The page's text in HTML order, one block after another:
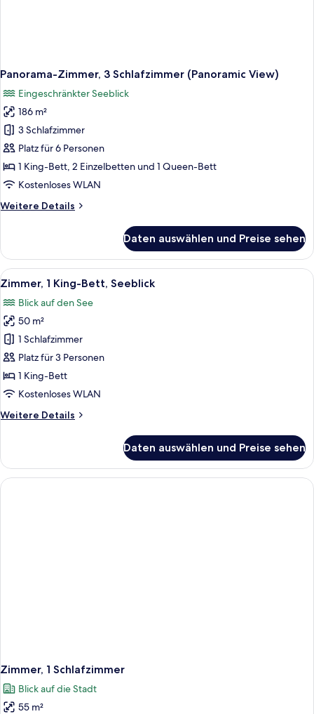
Panorama-Zimmer, 3 Schlafzimmer (Panoramic View)
Eingeschränkter Seeblick
186 m²
3 Schlafzimmer
Platz für 6 Personen
1 King-Bett, 2 Einzelbetten und 1 Queen-Bett
Kostenloses WLAN
Weitere Details
Weitere
Zimmer,
3 Schlafzimmer
(Panoramic
Daten auswählen und Preise sehen
Alle
Fotos
für
Zimmer,
1 King-
Bett,
Seeblick
anzeigen
Zimmer, 1 King-Bett, Seeblick |
6
Zimmer, 1 King-Bett, Seeblick
Blick auf den See
50 m²
1 Schlafzimmer
Platz für 3 Personen
1 King-Bett
Kostenloses WLAN
Weitere Details
Weitere
1 King-
Bett,
Seeblick
Daten auswählen und Preise sehen
Zimmer, 1 Schlafzimmer
Blick auf die Stadt
55 m²